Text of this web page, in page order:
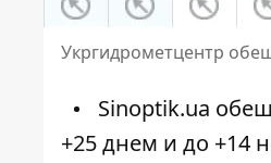
Укргидрометцентр
Sinoptik.ua
+25 днем и до +14